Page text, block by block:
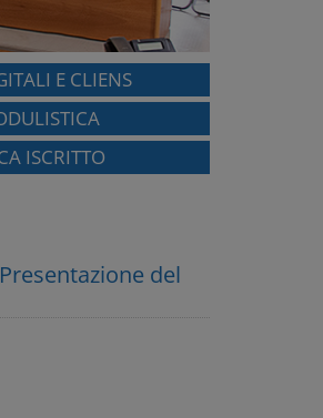
E CLIENS
ISCRITTO
del